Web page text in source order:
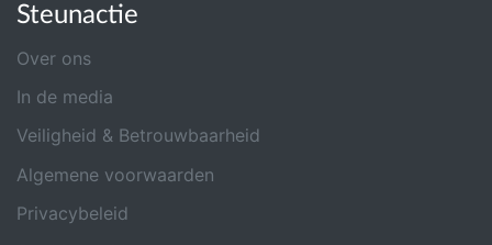
Steunactie
Over ons
In de media
Veiligheid & Betrouwbaarheid
Algemene voorwaarden
Privacybeleid